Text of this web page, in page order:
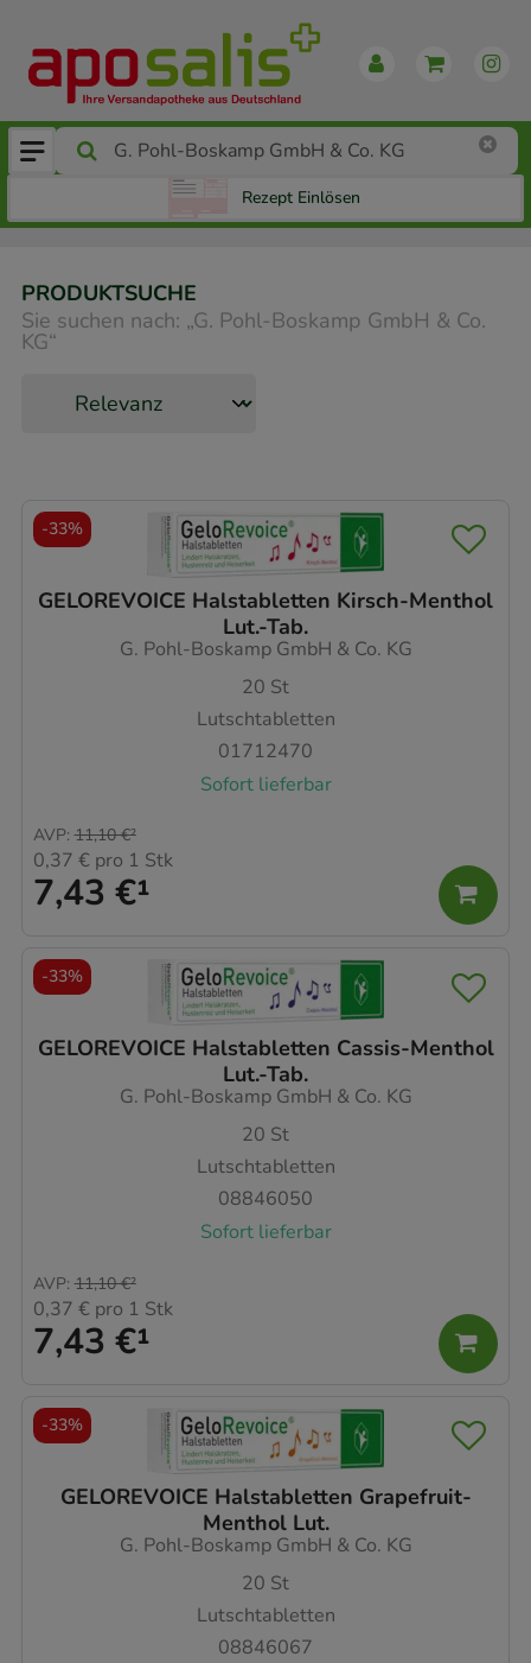
Rezept Einlösen
PRODUKTSUCHE
Sie suchen nach: „G. Pohl-Boskamp GmbH & Co.
KG“
GELOREVOICE Halstabletten Kirsch-Menthol
Lut.-Tab.
G. Pohl-Boskamp GmbH & Co. KG
20 St
Lutschtabletten
01712470
Sofort lieferbar
7,43 €¹
AVP: 11,10 €²
0,37 € pro 1 Stk
-33%
GELOREVOICE Halstabletten Cassis-Menthol
Lut.-Tab.
G. Pohl-Boskamp GmbH & Co. KG
20 St
Lutschtabletten
08846050
Sofort lieferbar
7,43 €¹
AVP: 11,10 €²
0,37 € pro 1 Stk
-33%
GELOREVOICE Halstabletten Grapefruit-
Menthol Lut.
G. Pohl-Boskamp GmbH & Co. KG
20 St
Lutschtabletten
08846067
-33%